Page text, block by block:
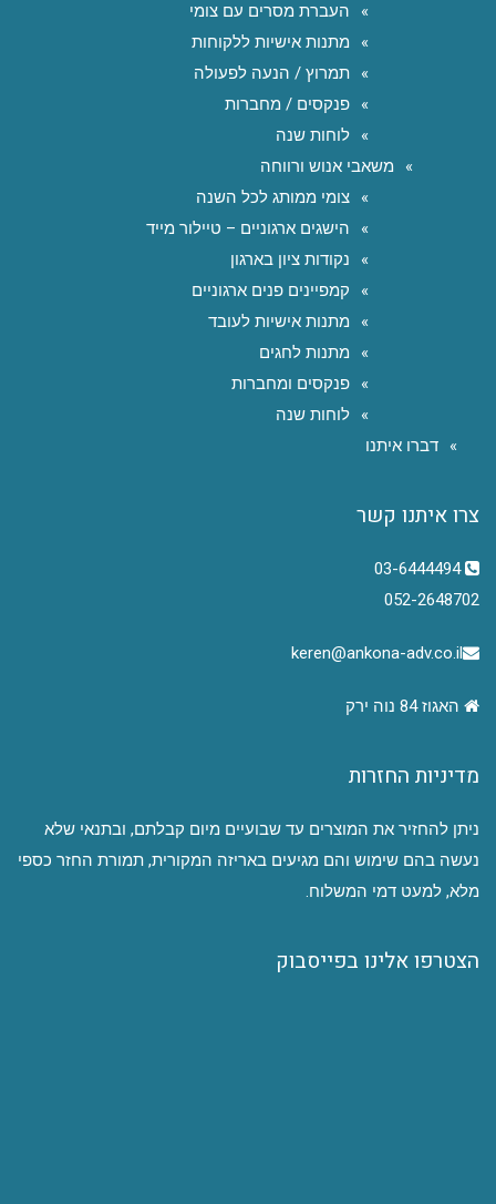
העברת מסרים עם צומי
מתנות אישיות ללקוחות
תמרוץ / הנעה לפעולה
פנקסים / מחברות
לוחות שנה
משאבי אנוש ורווחה
צומי ממותג לכל השנה
הישגים ארגוניים – טיילור מייד
נקודות ציון בארגון
קמפיינים פנים ארגוניים
מתנות אישיות לעובד
מתנות לחגים
פנקסים ומחברות
לוחות שנה
דברו איתנו
צרו איתנו קשר
03-6444494
052-2648702
keren@ankona-adv.co.il
האגוז 84 נוה ירק
מדיניות החזרות
ניתן להחזיר את המוצרים עד שבועיים מיום קבלתם, ובתנאי שלא
נעשה בהם שימוש והם מגיעים באריזה המקורית, תמורת החזר כספי
מלא, למעט דמי המשלוח.
הצטרפו אלינו בפייסבוק